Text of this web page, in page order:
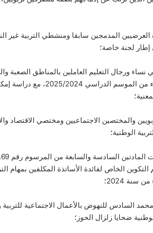
العرضيين المدمجين سابقا ومنشطي التربية غير
إطار لجنة خاصة؛
ورجال التعليم العاملين بالمناطق الصعبة
5000 درهم سنويا ابتداء من
والمختصين الاجتماعيين ومختصي الاقتصاد
الوطنية؛
مع تنظيم التكوين الخاص لفائدة الأساتذة المكلفين
2024؛
السادس للنهوض بالأعمال الاجتماعية
ضحايا زلزال الحوز؛